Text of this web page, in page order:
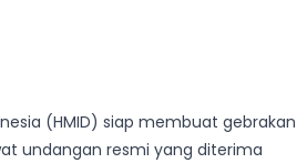
(HMID) siap membuat gebrakan
undangan resmi yang diterima